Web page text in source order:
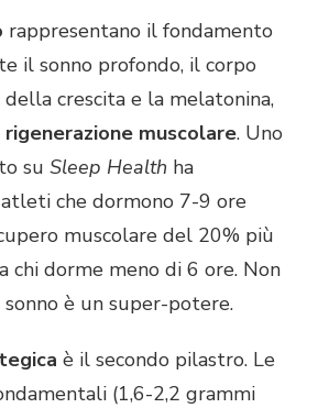
rappresentano il fondamento
il sonno profondo, il corpo
della crescita e la melatonina,
rigenerazione muscolare. Uno
su Sleep Health ha
che dormono 7-9 ore
muscolare del 20% più
chi dorme meno di 6 ore. Non
sonno è un super-potere.
è il secondo pilastro. Le
(1,6-2,2 grammi